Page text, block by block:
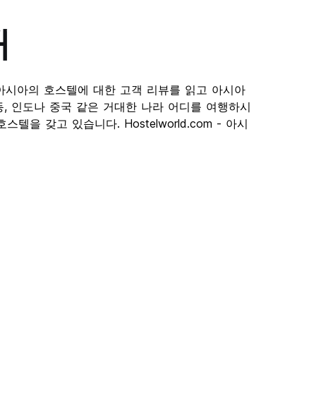
아의 호스텔에 대한 고객 리뷰를 읽고 아시아
인도나 중국 같은 거대한 나라 어디를 여행하시
스텔을 갖고 있습니다. Hostelworld.com - 아시